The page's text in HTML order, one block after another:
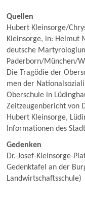
Quellen
Hubert Kleinsorge/
Kleinsorge, in: Helmut
deutsche
Paderborn/München/
Die Tragödie der
men der
Oberschule in
Zeitzeugenbericht von
Hubert Kleinsorge,
Informationen des
Gedenken
Dr.-Josef-Kleinsorge-
Gedenktafel an der
Landwirtschaftsschule)